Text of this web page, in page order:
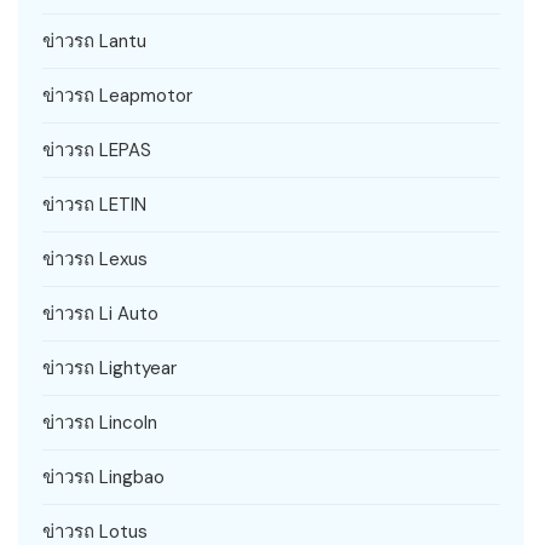
ข่าวรถ Lantu
ข่าวรถ Leapmotor
ข่าวรถ LEPAS
ข่าวรถ LETIN
ข่าวรถ Lexus
ข่าวรถ Li Auto
ข่าวรถ Lightyear
ข่าวรถ Lincoln
ข่าวรถ Lingbao
ข่าวรถ Lotus